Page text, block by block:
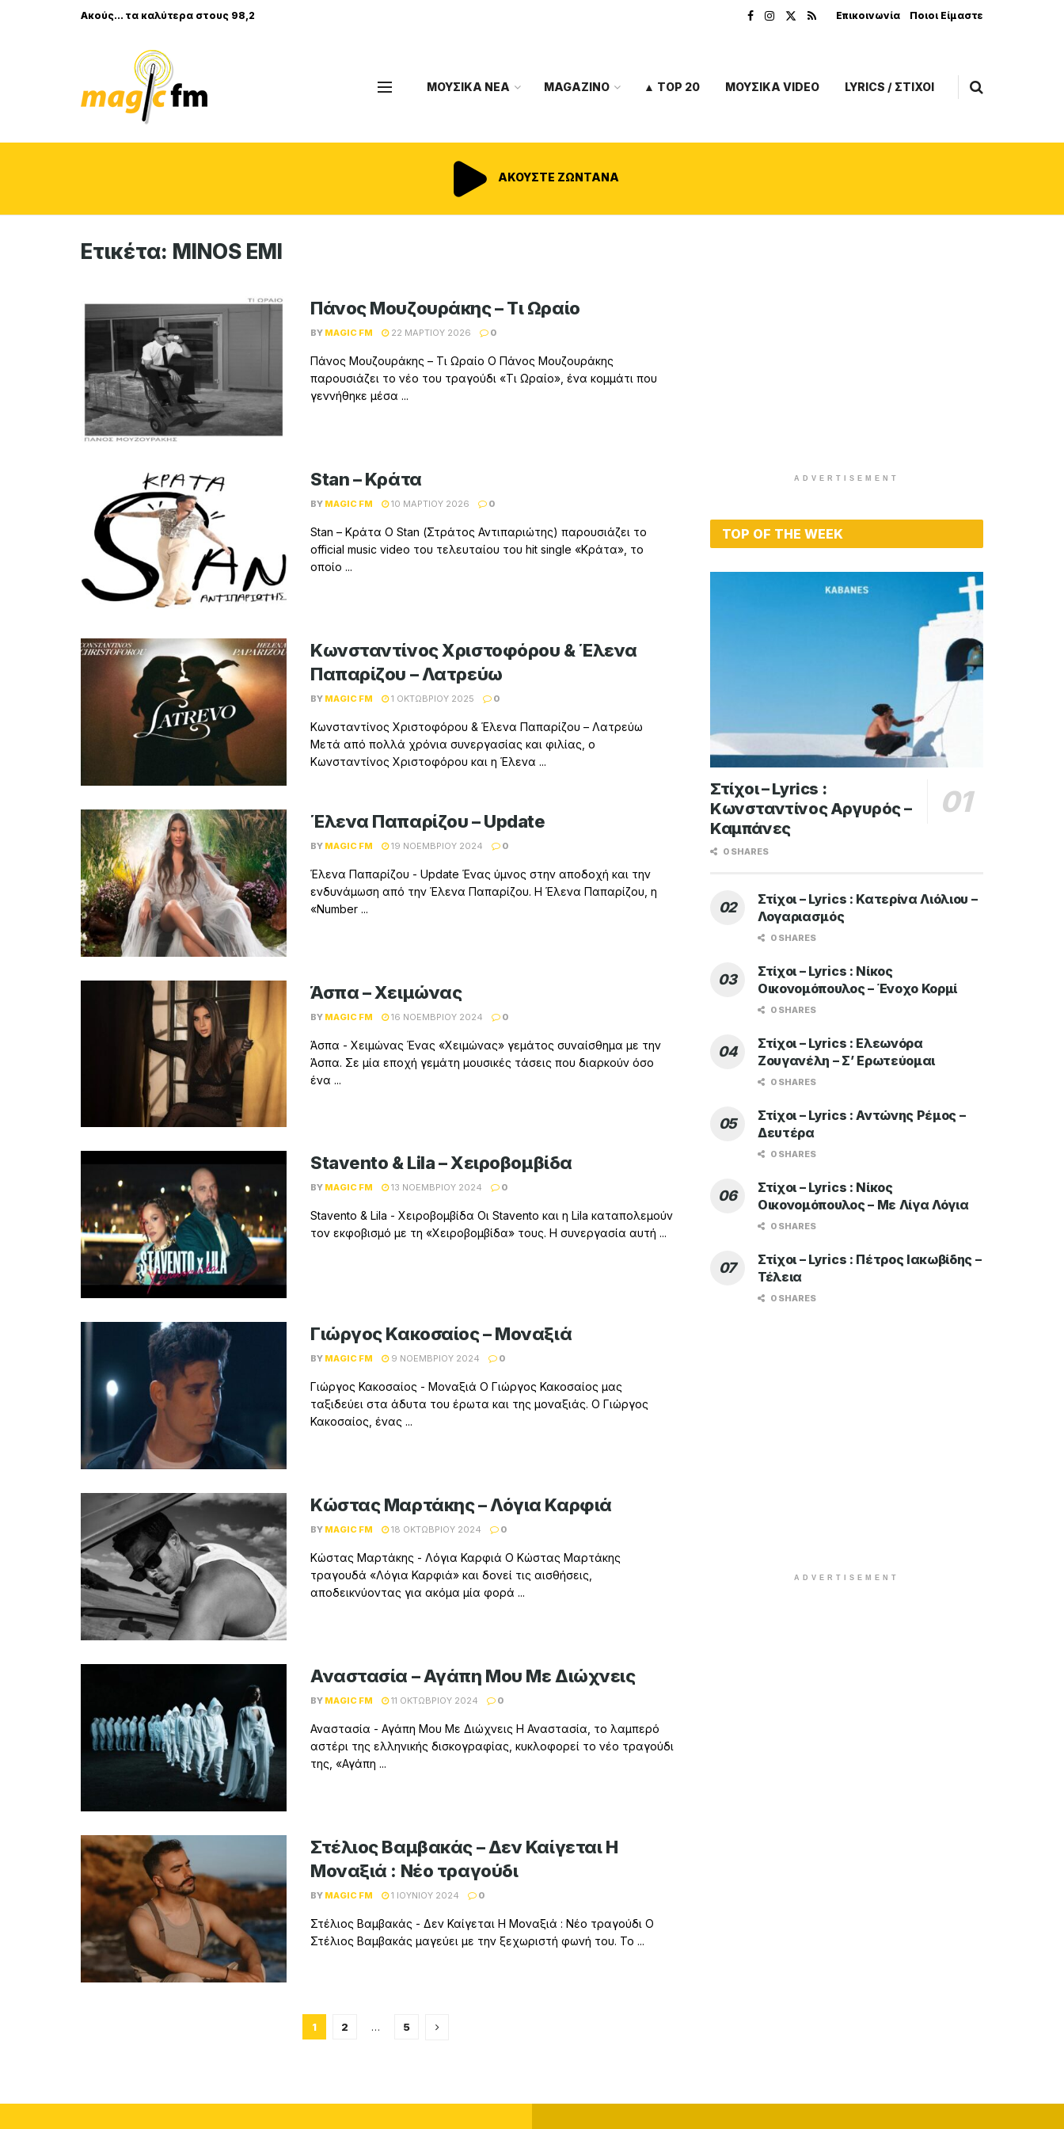
Ακούς... τα καλύτερα στους 98,2 Επικοινωνία Ποιοι Είμαστε
ΜΟΥΣΙΚΑ ΝΕΑ MAGAZINO ▲ TOP 20 ΜΟΥΣΙΚΑ VIDEO LYRICS / ΣΤΙΧΟΙ
ΑΚΟΥΣΤΕ ΖΩΝΤΑΝΑ
Ετικέτα: MINOS EMI
Πάνος Μουζουράκης – Τι Ωραίο
BY MAGIC FM 22 ΜΑΡΤΊΟΥ 2026 0
Πάνος Μουζουράκης – Τι Ωραίο Ο Πάνος Μουζουράκης
παρουσιάζει το νέο του τραγούδι «Τι Ωραίο», ένα κομμάτι που
γεννήθηκε μέσα ...
Stan – Κράτα
BY MAGIC FM 10 ΜΑΡΤΊΟΥ 2026 0
Stan – Κράτα Ο Stan (Στράτος Αντιπαριώτης) παρουσιάζει το
official music video του τελευταίου του hit single «Κράτα», το
οποίο ...
Κωνσταντίνος Χριστοφόρου & Έλενα
Παπαρίζου – Λατρεύω
BY MAGIC FM 1 ΟΚΤΩΒΡΊΟΥ 2025 0
Κωνσταντίνος Χριστοφόρου & Έλενα Παπαρίζου – Λατρεύω
Μετά από πολλά χρόνια συνεργασίας και φιλίας, ο
Κωνσταντίνος Χριστοφόρου και η Έλενα ...
Έλενα Παπαρίζου – Update
BY MAGIC FM 19 ΝΟΕΜΒΡΊΟΥ 2024 0
Έλενα Παπαρίζου - Update Ένας ύμνος στην αποδοχή και την
ενδυνάμωση από την Έλενα Παπαρίζου. Η Έλενα Παπαρίζου, η
«Number ...
Άσπα – Χειμώνας
BY MAGIC FM 16 ΝΟΕΜΒΡΊΟΥ 2024 0
Άσπα - Χειμώνας Ένας «Χειμώνας» γεμάτος συναίσθημα με την
Άσπα. Σε μία εποχή γεμάτη μουσικές τάσεις που διαρκούν όσο
ένα ...
Stavento & Lila – Χειροβομβίδα
BY MAGIC FM 13 ΝΟΕΜΒΡΊΟΥ 2024 0
Stavento & Lila - Χειροβομβίδα Οι Stavento και η Lila καταπολεμούν
τον εκφοβισμό με τη «Χειροβομβίδα» τους. Η συνεργασία αυτή ...
Γιώργος Κακοσαίος – Μοναξιά
BY MAGIC FM 9 ΝΟΕΜΒΡΊΟΥ 2024 0
Γιώργος Κακοσαίος - Μοναξιά Ο Γιώργος Κακοσαίος μας
ταξιδεύει στα άδυτα του έρωτα και της μοναξιάς. Ο Γιώργος
Κακοσαίος, ένας ...
Κώστας Μαρτάκης – Λόγια Καρφιά
BY MAGIC FM 18 ΟΚΤΩΒΡΊΟΥ 2024 0
Κώστας Μαρτάκης - Λόγια Καρφιά Ο Κώστας Μαρτάκης
τραγουδά «Λόγια Καρφιά» και δονεί τις αισθήσεις,
αποδεικνύοντας για ακόμα μία φορά ...
Αναστασία – Αγάπη Μου Με Διώχνεις
BY MAGIC FM 11 ΟΚΤΩΒΡΊΟΥ 2024 0
Αναστασία - Αγάπη Μου Με Διώχνεις Η Αναστασία, το λαμπερό
αστέρι της ελληνικής δισκογραφίας, κυκλοφορεί το νέο τραγούδι
της, «Αγάπη ...
Στέλιος Βαμβακάς – Δεν Καίγεται Η
Μοναξιά : Νέο τραγούδι
BY MAGIC FM 1 ΙΟΥΝΊΟΥ 2024 0
Στέλιος Βαμβακάς - Δεν Καίγεται Η Μοναξιά : Νέο τραγούδι Ο
Στέλιος Βαμβακάς μαγεύει με την ξεχωριστή φωνή του. Το ...
1 2 … 5
ADVERTISEMENT
TOP OF THE WEEK
Στίχοι – Lyrics :
Κωνσταντίνος Αργυρός –
Καμπάνες
0 SHARES
Στίχοι – Lyrics : Κατερίνα Λιόλιου –
Λογαριασμός
0 SHARES
Στίχοι – Lyrics : Νίκος
Οικονομόπουλος – Ένοχο Κορμί
0 SHARES
Στίχοι – Lyrics : Ελεωνόρα
Ζουγανέλη – Σ’ Ερωτεύομαι
0 SHARES
Στίχοι – Lyrics : Αντώνης Ρέμος –
Δευτέρα
0 SHARES
Στίχοι – Lyrics : Νίκος
Οικονομόπουλος – Με Λίγα Λόγια
0 SHARES
Στίχοι – Lyrics : Πέτρος Ιακωβίδης –
Τέλεια
0 SHARES
ADVERTISEMENT